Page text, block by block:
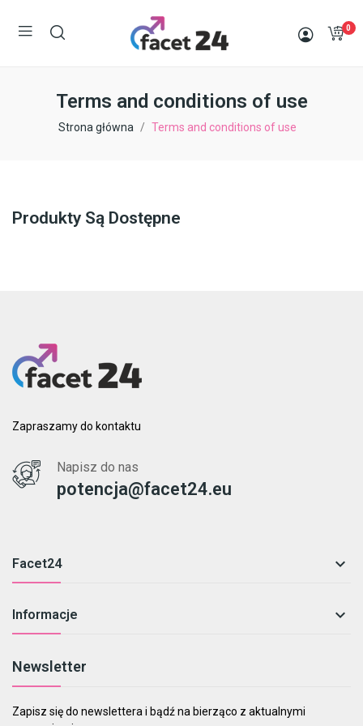
0
Terms and conditions of use
Strona główna Terms and conditions of use
Produkty Są Dostępne
Zapraszamy do kontaktu
Napisz do nas
potencja@facet24.eu
Facet24 
Informacje 
Newsletter
Zapisz się do newslettera i bądź na bierząco z aktualnymi